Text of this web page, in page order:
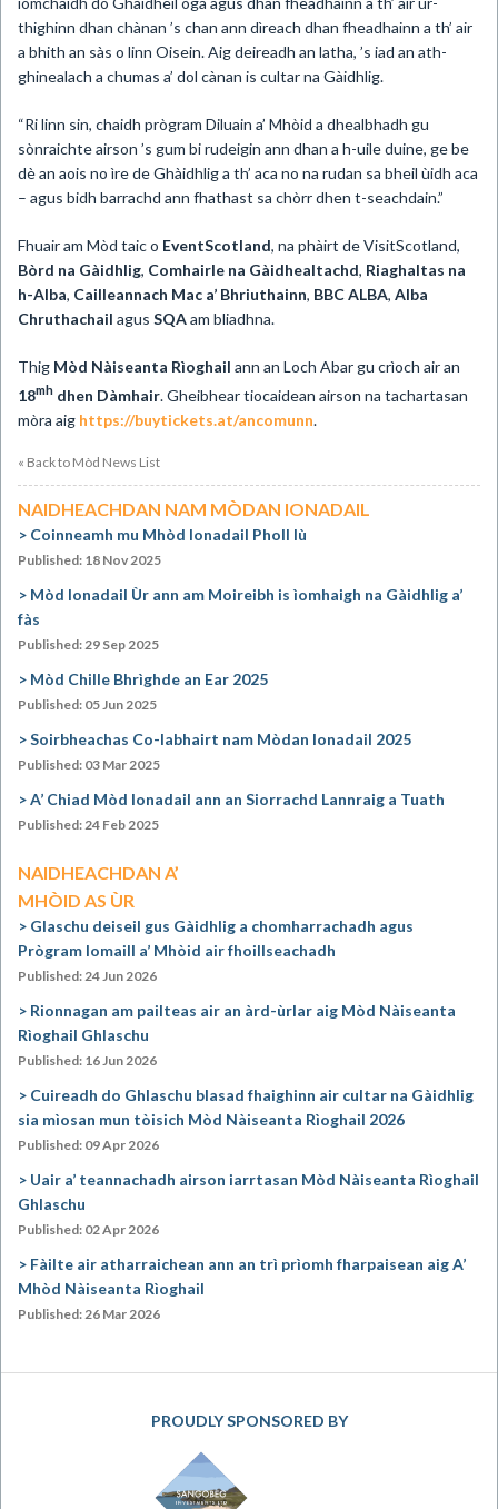
thighinn dhan chànan ’s chan ann dìreach dhan fheadhainn a th’ air
a bhith an sàs o linn Oisein. Aig deireadh an latha, ’s iad an ath-
ghinealach a chumas a’ dol cànan is cultar na Gàidhlig.
“Ri linn sin, chaidh prògram Diluain a’ Mhòid a dhealbhadh gu
sònraichte airson ’s gum bi rudeigin ann dhan a h-uile duine, ge be
dè an aois no ìre de Ghàidhlig a th’ aca no na rudan sa bheil ùidh aca
– agus bidh barrachd ann fhathast sa chòrr dhen t-seachdain.”
Fhuair am Mòd taic o EventScotland, na phàirt de VisitScotland,
Bòrd na Gàidhlig, Comhairle na Gàidhealtachd, Riaghaltas na
h-Alba, Cailleannach Mac a’ Bhriuthainn, BBC ALBA, Alba
Chruthachail agus SQAam bliadhna.
Thig Mòd Nàiseanta Rìoghail ann an Loch Abar gu crìoch air an
18mh dhen Dàmhair. Gheibhear tiocaidean airson na tachartasan
mòra aig https://buytickets.at/ancomunn.
« Back to Mòd News List
NAIDHEACHDAN NAM MÒDAN IONADAIL
Coinneamh mu Mhòd Ionadail Pholl Iù
Published: 18 Nov 2025
Mòd Ionadail Ùr ann am Moireibh is ìomhaigh na Gàidhlig a’
fàs
Published: 29 Sep 2025
Mòd Chille Bhrìghde an Ear 2025
Published: 05 Jun 2025
Soirbheachas Co-labhairt nam Mòdan Ionadail 2025
Published: 03 Mar 2025
A’ Chiad Mòd Ionadail ann an Siorrachd Lannraig a Tuath
Published: 24 Feb 2025
NAIDHEACHDAN A’
MHÒID AS ÙR
Glaschu deiseil gus Gàidhlig a chomharrachadh agus
Prògram Iomaill a’ Mhòid air fhoillseachadh
Published: 24 Jun 2026
Rionnagan am pailteas air an àrd-ùrlar aig Mòd Nàiseanta
Rìoghail Ghlaschu
Published: 16 Jun 2026
Cuireadh do Ghlaschu blasad fhaighinn air cultar na Gàidhlig
sia mìosan mun tòisich Mòd Nàiseanta Rìoghail 2026
Published: 09 Apr 2026
Uair a’ teannachadh airson iarrtasan Mòd Nàiseanta Rìoghail
Ghlaschu
Published: 02 Apr 2026
Fàilte air atharraichean ann an trì prìomh fharpaisean aig A’
Mhòd Nàiseanta Rìoghail
Published: 26 Mar 2026
PROUDLY SPONSORED BY